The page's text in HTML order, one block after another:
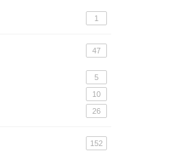
1
47
5
10
26
152